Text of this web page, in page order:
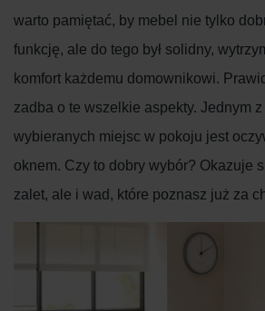
warto pamiętać, by mebel nie tylko
funkcję, ale do tego był solidny,
komfort każdemu domownikowi.
zadba o te wszelkie aspekty. Jednym
wybieranych miejsc w pokoju jest
oknem. Czy to dobry wybór? Okazuje
zalet, ale i wad, które poznasz już za